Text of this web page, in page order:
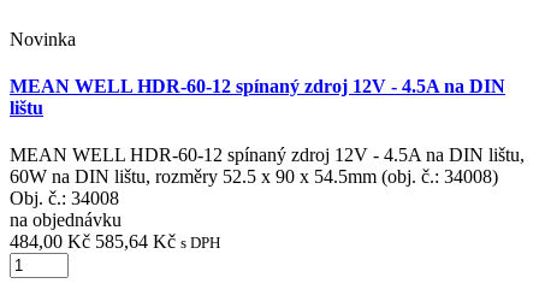
Novinka
MEAN WELL HDR-60-12 spínaný zdroj 12V - 4.5A na DIN
lištu
MEAN WELL HDR-60-12 spínaný zdroj 12V - 4.5A na DIN lištu,
60W na DIN lištu, rozměry 52.5 x 90 x 54.5mm (obj. č.: 34008)
Obj. č.: 34008
na objednávku
484,00 Kč 585,64 Kč s DPH